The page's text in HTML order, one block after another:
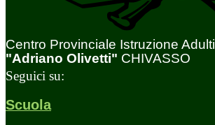
Centro Provinciale Istruzione Adulti
"Adriano Olivetti" CHIVASSO
Seguici su:
Scuola